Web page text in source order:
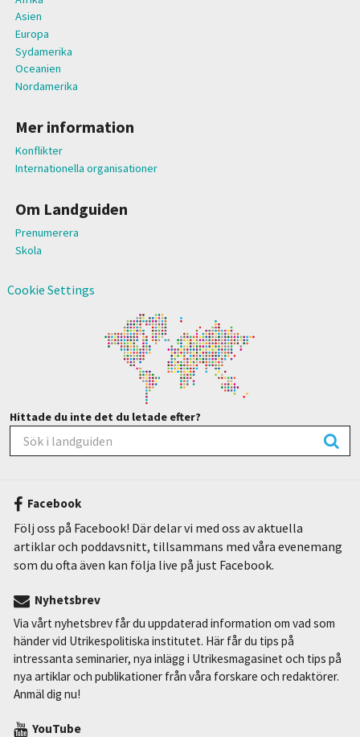
Asien
Europa
Sydamerika
Oceanien
Nordamerika
Mer information
Konflikter
Internationella organisationer
Om Landguiden
Prenumerera
Skola
Cookie Settings
Hittade du inte det du letade efter?
Facebook
Följ oss på Facebook! Där delar vi med oss av aktuella
artiklar och poddavsnitt, tillsammans med våra evenemang
som du ofta även kan följa live på just Facebook.
Nyhetsbrev
Via vårt nyhetsbrev får du uppdaterad information om vad som
händer vid Utrikespolitiska institutet. Här får du tips på
intressanta seminarier, nya inlägg i Utrikesmagasinet och tips på
nya artiklar och publikationer från våra forskare och redaktörer.
Anmäl dig nu!
YouTube